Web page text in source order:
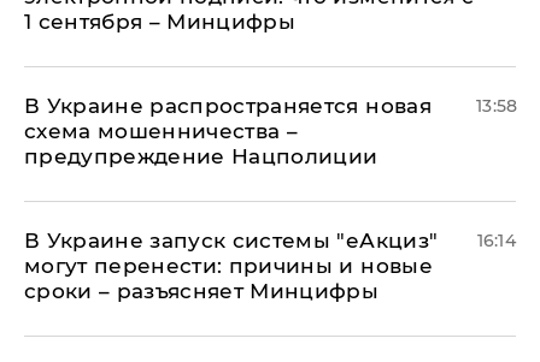
1 сентября – Минцифры
В Украине распространяется новая
схема мошенничества –
предупреждение Нацполиции
13:58
В Украине запуск системы "еАкциз"
могут перенести: причины и новые
сроки – разъясняет Минцифры
16:14